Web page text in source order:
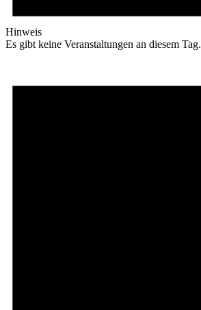
Hinweis
Es gibt keine Veranstaltungen an diesem Tag.